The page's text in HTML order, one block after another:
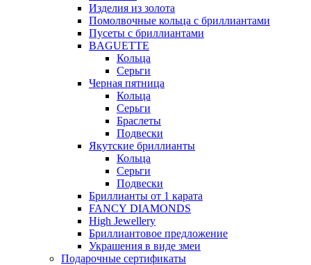
Изделия из золота
Помолвочные кольца с бриллиантами
Пусеты с бриллиантами
BAGUETTE
Кольца
Серьги
Черная пятница
Кольца
Серьги
Браслеты
Подвески
Якутские бриллианты
Кольца
Серьги
Подвески
Бриллианты от 1 карата
FANCY DIAMONDS
High Jewellery
Бриллиантовое предложение
Украшения в виде змеи
Подарочные сертификаты